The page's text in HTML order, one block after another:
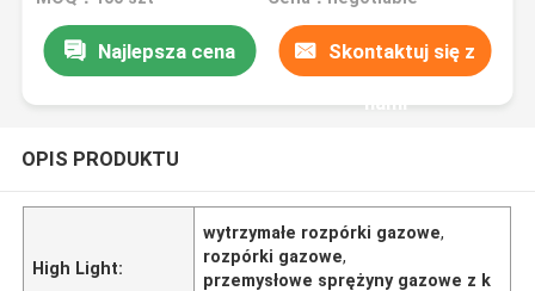
Najlepsza cena Skontaktuj się z
nami
OPIS PRODUKTU
High Light:
wytrzymałe rozpórki gazowe,
rozpórki gazowe,
przemysłowe sprężyny gazowe z k